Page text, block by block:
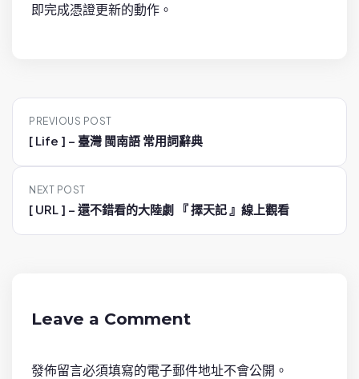
即完成憑證更新的動作。
P
t
v
PREVIOUS POST
[ Life ] – 臺灣 閩南語 常用詞辭典
NEXT POST
[ URL ] – 還不錯看的大陸劇 『 擇天記 』線上觀看
Leave a Comment
發佈留言必須填寫的電子郵件地址不會公開。